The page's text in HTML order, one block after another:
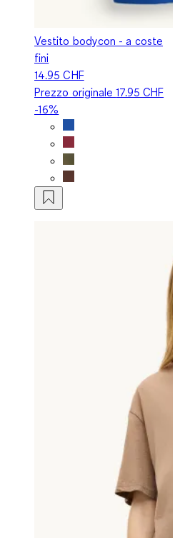
Vestito bodycon - a coste
fini
14.95 CHF
Prezzo originale17.95 CHF
-16%